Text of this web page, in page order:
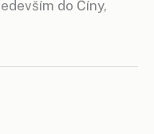
do Číny,